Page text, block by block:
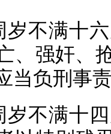
满十六
、强奸、
当负刑事
满十四